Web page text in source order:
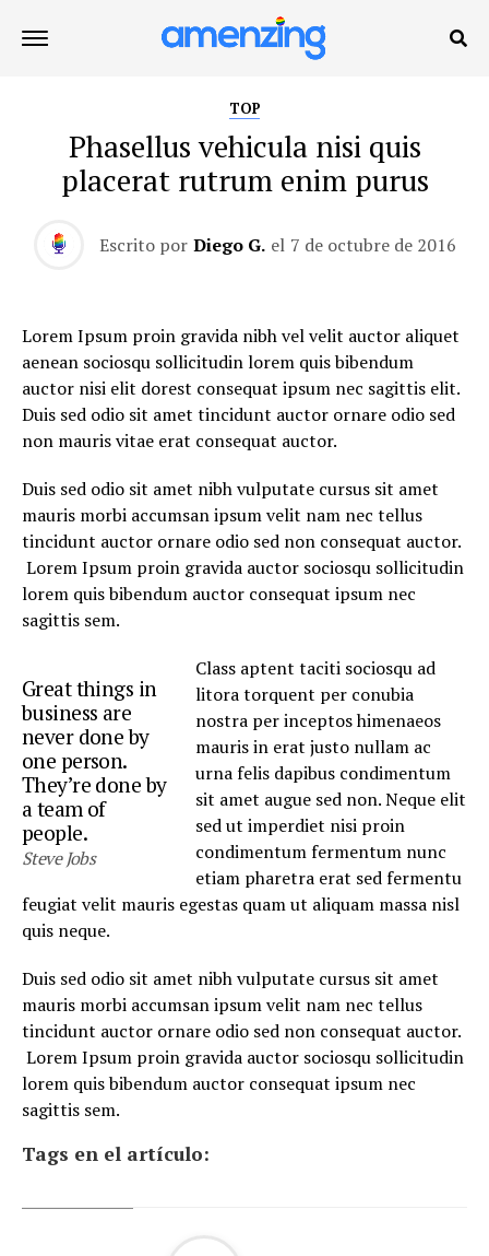
TOP
Phasellus vehicula nisi quis
placerat rutrum enim purus
Escrito por Diego G. el 7 de octubre de 2016
Lorem Ipsum proin gravida nibh vel velit auctor aliquet
aenean sociosqu sollicitudin lorem quis bibendum
auctor nisi elit dorest consequat ipsum nec sagittis elit.
Duis sed odio sit amet tincidunt auctor ornare odio sed
non mauris vitae erat consequat auctor.
Duis sed odio sit amet nibh vulputate cursus sit amet
mauris morbi accumsan ipsum velit nam nec tellus
tincidunt auctor ornare odio sed non consequat auctor.
Lorem Ipsum proin gravida auctor sociosqu sollicitudin
lorem quis bibendum auctor consequat ipsum nec
sagittis sem.
Great things in
business are
never done by
one person.
They’re done by
a team of
people.
Steve Jobs
Class aptent taciti sociosqu ad
litora torquent per conubia
nostra per inceptos himenaeos
mauris in erat justo nullam ac
urna felis dapibus condimentum
sit amet augue sed non. Neque elit
sed ut imperdiet nisi proin
condimentum fermentum nunc
etiam pharetra erat sed fermentu
feugiat velit mauris egestas quam ut aliquam massa nisl
quis neque.
Duis sed odio sit amet nibh vulputate cursus sit amet
mauris morbi accumsan ipsum velit nam nec tellus
tincidunt auctor ornare odio sed non consequat auctor.
Lorem Ipsum proin gravida auctor sociosqu sollicitudin
lorem quis bibendum auctor consequat ipsum nec
sagittis sem.
Tags en el artículo: